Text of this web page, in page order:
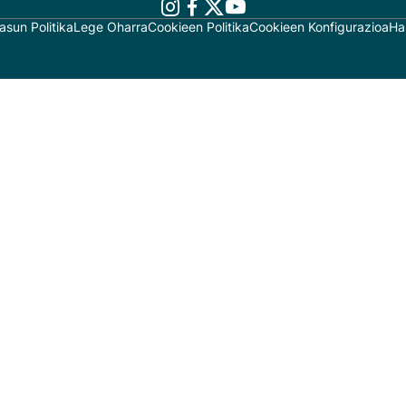
PolitikaLege OharraCookieen PolitikaCookieen Konfigurazioa